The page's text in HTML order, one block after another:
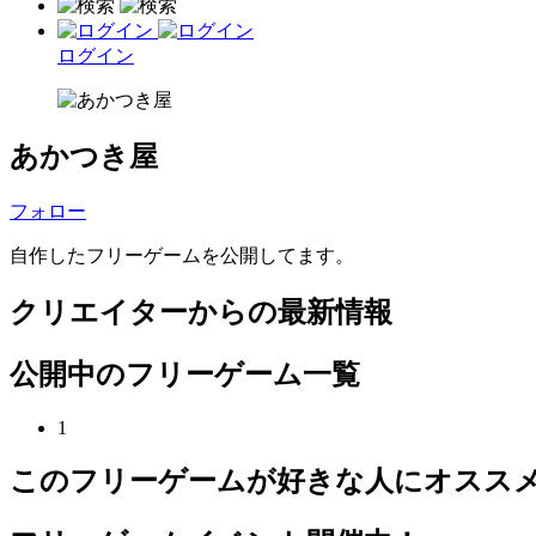
ログイン
あかつき屋
フォロー
自作したフリーゲームを公開してます。
クリエイターからの最新情報
公開中のフリーゲーム一覧
1
このフリーゲームが好きな人にオスス